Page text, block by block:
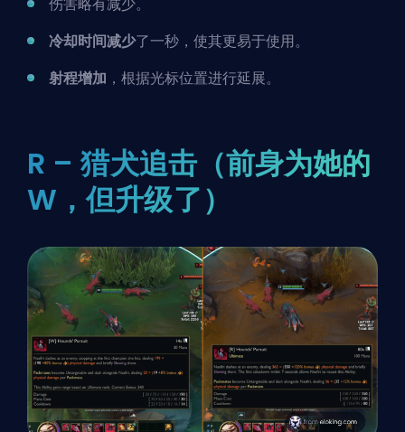
冷却时间减少了一秒，使其更易于使用。
射程增加 ，根据光标位置进行延展。
R – 猎犬追击（前身为她的
W，但升级了）